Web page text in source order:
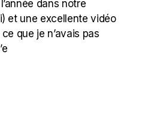
dans notre
et une excellente vidéo
que je n’avais pas